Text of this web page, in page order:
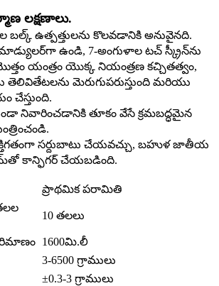
లక్షణాలు.
బల్క్ ఉత్పత్తులను కొలవడానికి అనువైనది.
మాడ్యులర్‌గా ఉండి, 7-అంగుళాల టచ్ స్క్రీన్‌ను
యంత్రం యొక్క నియంత్రణ కచ్చితత్వం,
మెరుగుపరుస్తుంది మరియు
నివారించడానికి తూకం వేసే క్రమబద్ధమైన
సర్దుబాటు చేయవచ్చు, బహుళ జాతీయ
కాన్ఫిగర్ చేయబడింది.
ప్రాథమిక పరామితి
10 తలలు
1600మి.లీ
3-6500 గ్రాములు
±0.3-3 గ్రాములు